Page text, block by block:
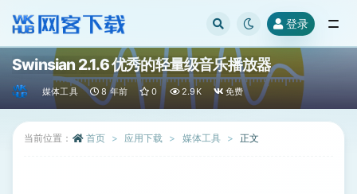
登录
Swinsian 2.1.6 优秀的轻量级音乐播放器
媒体工具 8 年前 0 2.9K 免费
当前位置： 首页 应用下载 媒体工具 正文
全部